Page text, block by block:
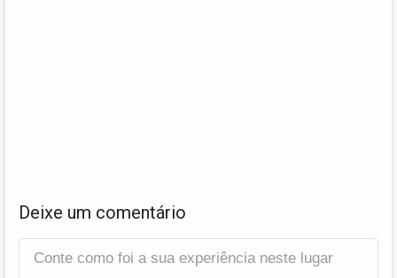
Deixe um comentário